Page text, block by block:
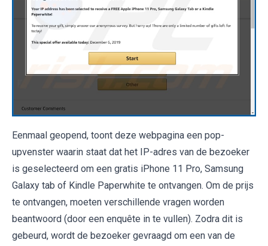
Eenmaal geopend, toont deze webpagina een pop-
upvenster waarin staat dat het IP-adres van de bezoeker
is geselecteerd om een ​​gratis iPhone 11 Pro, Samsung
Galaxy tab of Kindle Paperwhite te ontvangen. Om de prijs
te ontvangen, moeten verschillende vragen worden
beantwoord (door een enquête in te vullen). Zodra dit is
gebeurd, wordt de bezoeker gevraagd om een ​​van de